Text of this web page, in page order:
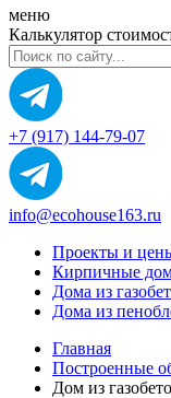
меню
Калькулятор
+7 (917) 144-79-07
info@ecohouse163.ru
Проекты и
Кирпичные
Дома из
Дома из
Главная
Построенные
Дом из